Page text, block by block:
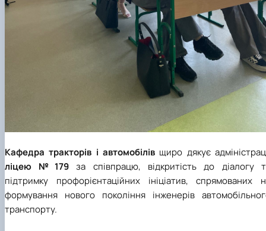
Кафедра тракторів і автомобілів щиро дякує
ліцею №179за співпрацю, відкритість до діалогу
підтримку профорієнтаційних ініціатив, спрямованих
формування нового покоління інженерів
транспорту.